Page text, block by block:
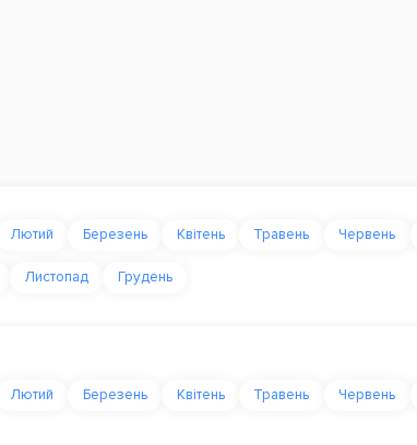
Лютий Березень Квітень Травень Червень
Листопад Грудень
Лютий Березень Квітень Травень Червень